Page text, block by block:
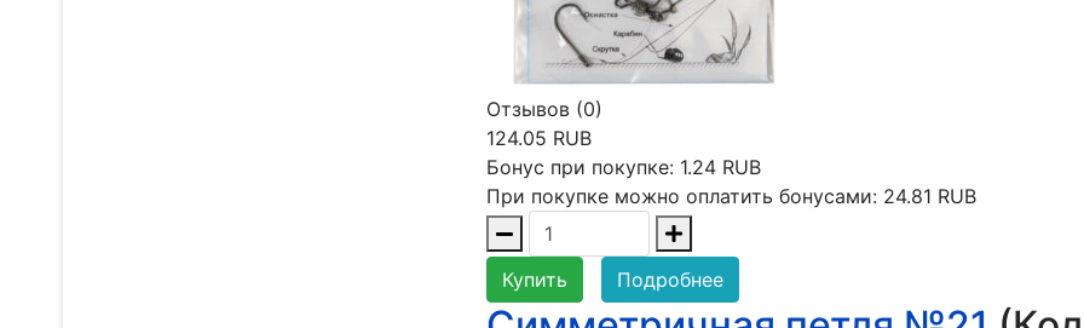
Отзывов (0)
124.05 RUB
Бонус при покупке: 1.24 RUB
При покупке можно оплатить бонусами: 24.81 RUB
Купить Подробнее